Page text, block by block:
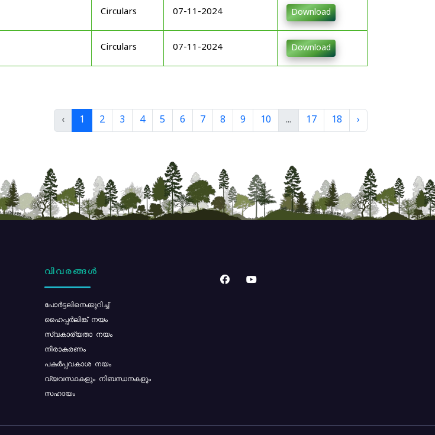
Circulars 07-11-2024 Download
Circulars 07-11-2024 Download
‹ 1 2 3 4 5 6 7 8 9 10 ... 17 18 ›
വിവരങ്ങൾ
പോര്‍ട്ടലിനെക്കുറിച്ച്
ഹൈപ്പർലിങ്ക് നയം
സ്വകാര്യതാ നയം
നിരാകരണം
പകർപ്പവകാശ നയം
വ്യവസ്ഥകളും നിബന്ധനകളും
സഹായം